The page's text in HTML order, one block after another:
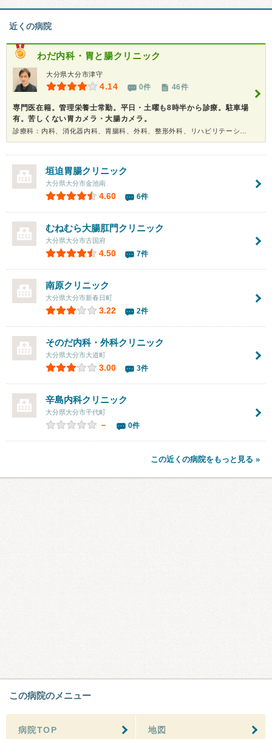
近くの病院
わだ内科・胃と腸クリニック
大分県大分市津守
4.14 0件 46件
専門医在籍。管理栄養士常勤。平日・土曜も8時半から診療。駐車場
有。苦しくない胃カメラ・大腸カメラ。
垣迫胃腸クリニック
大分県大分市金池南
4.60 6件
むねむら大腸肛門クリニック
大分県大分市古国府
4.50 7件
南原クリニック
大分県大分市新春日町
3.22 2件
そのだ内科・外科クリニック
大分県大分市大道町
3.00 3件
辛島内科クリニック
大分県大分市千代町
－ 0件
この近くの病院をもっと見る »
この病院のメニュー
病院TOP 地図